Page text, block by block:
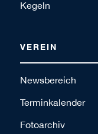
Kegeln
VEREIN
Newsbereich
Terminkalender
Fotoarchiv